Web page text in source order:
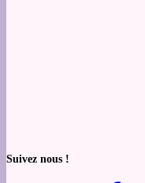
Suivez nous !